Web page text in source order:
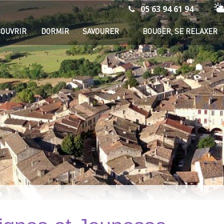
05 63 94 61 94
DORMIR SAVOURER BOUGER, SE RELAXER